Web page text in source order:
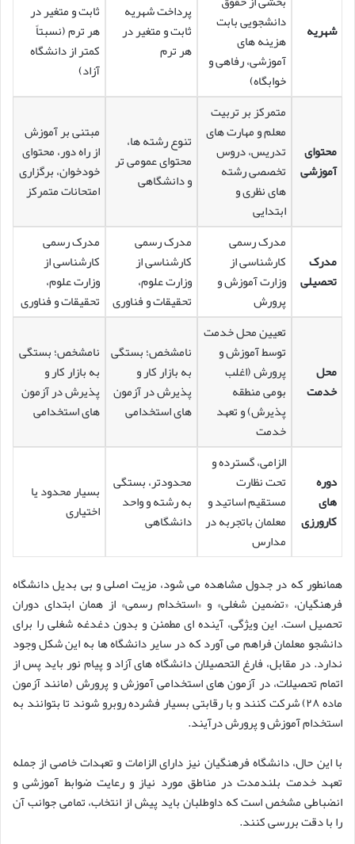
شهریه
دانشجویی بابت
هزینه های
آموزشی، رفاهی و
خوابگاه)
پرداخت شهریه
ثابت و متغیر در
هر ترم
ثابت و متغیر در
هر ترم (نسبتاً
کمتر از دانشگاه
آزاد)
محتوای
آموزشی
متمرکز بر تربیت
معلم و مهارت های
تدریس، دروس
تخصصی رشته
های نظری و
ابتدایی
تنوع رشته ها،
محتوای عمومی تر
و دانشگاهی
مبتنی بر آموزش
از راه دور، محتوای
خودخوان، برگزاری
امتحانات متمرکز
مدرک
تحصیلی
مدرک رسمی
کارشناسی از
وزارت آموزش و
پرورش
مدرک رسمی
کارشناسی از
وزارت علوم،
تحقیقات و فناوری
مدرک رسمی
کارشناسی از
وزارت علوم،
تحقیقات و فناوری
محل
خدمت
تعیین محل خدمت
توسط آموزش و
پرورش (اغلب
بومی منطقه
پذیرش) و تعهد
خدمت
نامشخص؛ بستگی
به بازار کار و
پذیرش در آزمون
های استخدامی
نامشخص؛ بستگی
به بازار کار و
پذیرش در آزمون
های استخدامی
دوره
های
کارورزی
الزامی، گسترده و
تحت نظارت
مستقیم اساتید و
معلمان باتجربه در
مدارس
محدودتر، بستگی
به رشته و واحد
دانشگاهی
بسیار محدود یا
اختیاری
همانطور که در جدول مشاهده می شود، مزیت اصلی و بی بدیل دانشگاه
فرهنگیان، «تضمین شغلی» و «استخدام رسمی» از همان ابتدای دوران
تحصیل است. این ویژگی، آینده ای مطمئن و بدون دغدغه شغلی را برای
دانشجو معلمان فراهم می آورد که در سایر دانشگاه ها به این شکل وجود
ندارد. در مقابل، فارغ التحصیلان دانشگاه های آزاد و پیام نور باید پس از
اتمام تحصیلات، در آزمون های استخدامی آموزش و پرورش (مانند آزمون
ماده ۲۸) شرکت کنند و با رقابتی بسیار فشرده روبرو شوند تا بتوانند به
استخدام آموزش و پرورش درآیند.
با این حال، دانشگاه فرهنگیان نیز دارای الزامات و تعهدات خاصی از جمله
تعهد خدمت بلندمدت در مناطق مورد نیاز و رعایت ضوابط آموزشی و
انضباطی مشخص است که داوطلبان باید پیش از انتخاب، تمامی جوانب آن
را با دقت بررسی کنند.